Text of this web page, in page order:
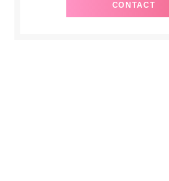
CONTACT